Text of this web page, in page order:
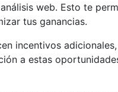
web. Esto te
tus ganancias.
incentivos
a estas